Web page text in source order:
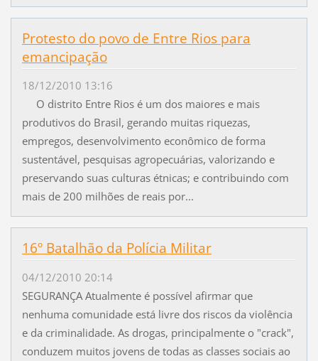
Protesto do povo de Entre Rios para
emancipação
18/12/2010 13:16
O distrito Entre Rios é um dos maiores e mais
produtivos do Brasil, gerando muitas riquezas,
empregos, desenvolvimento econômico de forma
sustentável, pesquisas agropecuárias, valorizando e
preservando suas culturas étnicas; e contribuindo com
mais de 200 milhões de reais por...
16º Batalhão da Polícia Militar
04/12/2010 20:14
SEGURANÇA Atualmente é possível afirmar que
nenhuma comunidade está livre dos riscos da violência
e da criminalidade. As drogas, principalmente o "crack",
conduzem muitos jovens de todas as classes sociais ao